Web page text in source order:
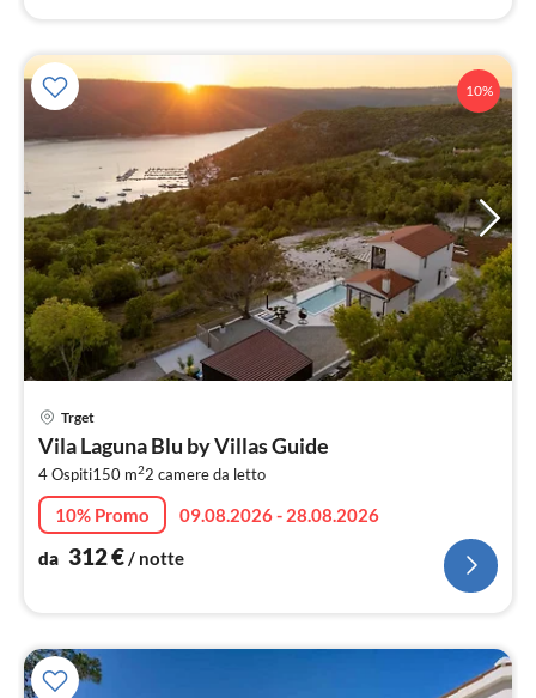
10%
Trget
Vila Laguna Blu by Villas Guide
4 Ospiti150 m22 camere da letto
10% Promo
09.08.2026 - 28.08.2026
da 312€/ notte